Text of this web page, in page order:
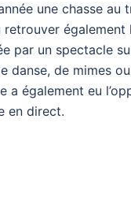
une chasse
également
par un spectacle
danse, de mimes
a également eu
en direct.